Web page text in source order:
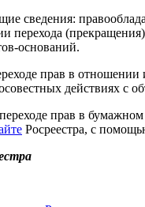
сведения:
перехода
оснований.
прав в отношении
действиях с
прав в
Росреестра, с